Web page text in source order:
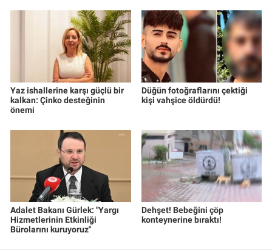
Yaz ishallerine karşı güçlü bir
kalkan: Çinko desteğinin
önemi
Düğün fotoğraflarını çektiği
kişi vahşice öldürdü!
Adalet Bakanı Gürlek: "Yargı
Hizmetlerinin Etkinliği
Bürolarını kuruyoruz"
Dehşet! Bebeğini çöp
konteynerine bıraktı!